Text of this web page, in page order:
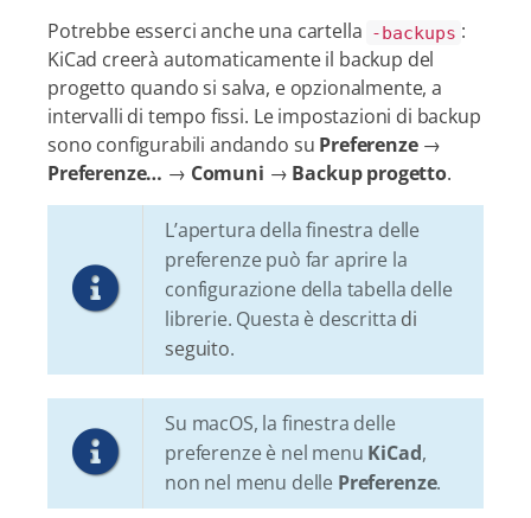
Potrebbe esserci anche una cartella -backups :
KiCad creerà automaticamente il backup del
progetto quando si salva, e opzionalmente, a
intervalli di tempo fissi. Le impostazioni di backup
sono configurabili andando su Preferenze→
Preferenze…​ → Comuni → Backup progetto.
L’apertura della finestra delle
preferenze può far aprire la
configurazione della tabella delle
librerie. Questa è descritta di
seguito.
Su macOS, la finestra delle
preferenze è nel menu KiCad,
non nel menu delle Preferenze.